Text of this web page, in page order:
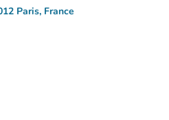
Paris, France
Google Maps)